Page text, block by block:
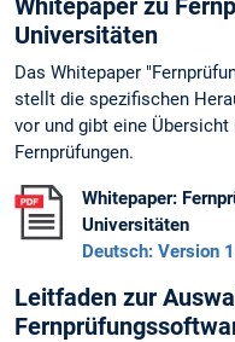
Whitepaper zu
Universitäten
Das Whitepaper
stellt die spezifischen
vor und gibt eine
Fernprüfungen.
Whitepaper:
Universitäten
Deutsch: Version
Leitfaden zur